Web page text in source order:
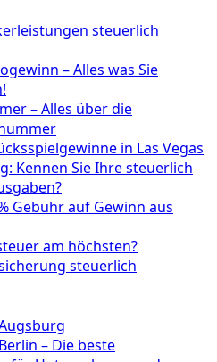
steuerlich
– Alles was Sie
– Alles über die
in Las Vegas
Kennen Sie Ihre steuerlich
Gebühr auf Gewinn aus
am höchsten?
steuerlich
– Die beste